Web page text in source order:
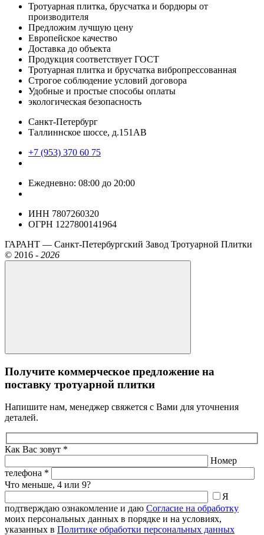
Тротуарная плитка, брусчатка и бордюры от
производителя
Предложим лучшую цену
Европейское качество
Доставка до объекта
Продукция соответствует ГОСТ
Тротуарная плитка и брусчатка вибропрессованная
Строгое соблюдение условий договора
Удобные и простые способы оплаты
экологическая безопасность
Санкт-Петербург
Таллиннское шоссе, д.151АВ
+7 (953) 370 60 75
Ежедневно: 08:00 до 20:00
ИНН 7807260320
ОГРН 1227800141964
ГАРАНТ — Санкт-Петербургский Завод Тротуарной Плитки
© 2016 - 2026
Получите коммерческое предложение на
поставку тротуарной плитки
Напишите нам, менеджер свяжется с Вами для уточнения
деталей.
Как Вас зовут *
Номер
телефона *
Что меньше, 4 или 9?
Я
подтверждаю ознакомление и даю Согласие на обработку
моих персональных данных в порядке и на условиях,
указанных в Политике обработки персональных данных